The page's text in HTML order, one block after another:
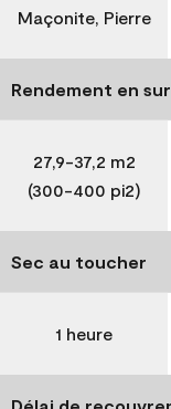
Maçonite, Pierre
Rendement en
27,9-37,2 m2
(300-400 pi2)
Sec au toucher
1 heure